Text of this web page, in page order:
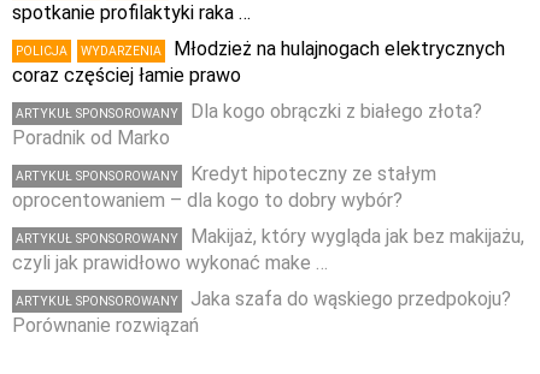
spotkanie profilaktyki raka …
POLICJA WYDARZENIA
Młodzież na hulajnogach elektrycznych
coraz częściej łamie prawo
ARTYKUŁ SPONSOROWANY
Dla kogo obrączki z białego złota?
Poradnik od Marko
ARTYKUŁ SPONSOROWANY
Kredyt hipoteczny ze stałym
oprocentowaniem – dla kogo to dobry wybór?
ARTYKUŁ SPONSOROWANY
Makijaż, który wygląda jak bez makijażu,
czyli jak prawidłowo wykonać make …
ARTYKUŁ SPONSOROWANY
Jaka szafa do wąskiego przedpokoju?
Porównanie rozwiązań